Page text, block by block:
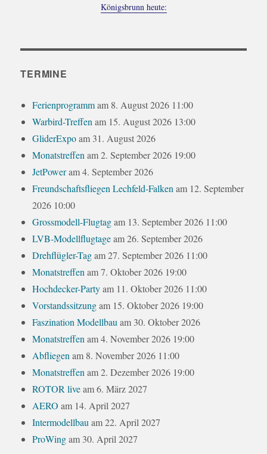
Königsbrunn heute:
TERMINE
Ferienprogrammam 8. August 2026 11:00
Warbird-Treffenam 15. August 2026 13:00
GliderExpoam 31. August 2026
Monatstreffenam 2. September 2026 19:00
JetPoweram 4. September 2026
Freundschaftsfliegen Lechfeld-Falkenam 12. September
2026 10:00
Grossmodell-Flugtagam 13. September 2026 11:00
LVB-Modellflugtageam 26. September 2026
Drehflügler-Tagam 27. September 2026 11:00
Monatstreffenam 7. Oktober 2026 19:00
Hochdecker-Partyam 11. Oktober 2026 11:00
Vorstandssitzungam 15. Oktober 2026 19:00
Faszination Modellbauam 30. Oktober 2026
Monatstreffenam 4. November 2026 19:00
Abfliegenam 8. November 2026 11:00
Monatstreffenam 2. Dezember 2026 19:00
ROTOR liveam 6. März 2027
AERO am 14. April 2027
Intermodellbauam 22. April 2027
ProWingam 30. April 2027